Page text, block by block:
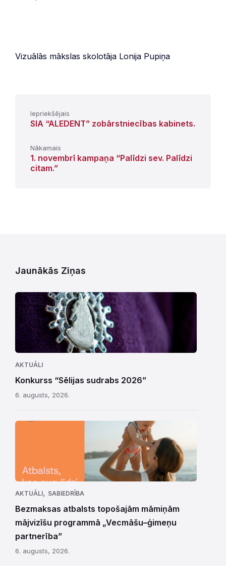
Vizuālās mākslas skolotāja Lonija Pupiņa
Iepriekšējais
SIA “ALEDENT” zobārstniecības kabinets.
Nākamais
1. novembrī kampaņa “Palīdzi sev. Palīdzi
citam.”
Jaunākās Ziņas
AKTUĀLI
Konkurss “Sēlijas sudrabs 2026”
6. augusts, 2026.
AKTUĀLI, SABIEDRĪBA
Bezmaksas atbalsts topošajām māmiņām
mājvizīšu programmā „Vecmāšu–ģimeņu
partnerība”
6. augusts, 2026.